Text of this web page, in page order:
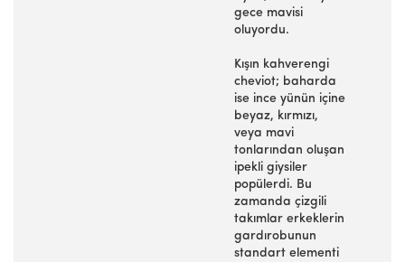
gece mavisi
oluyordu.
Kışın kahverengi
cheviot; baharda
ise ince yünün içine
beyaz, kırmızı,
veya mavi
tonlarından oluşan
ipekli giysiler
popülerdi. Bu
zamanda çizgili
takımlar erkeklerin
gardırobunun
standart elementi